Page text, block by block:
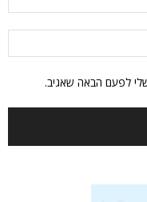
לפעם הבאה שאגיב.